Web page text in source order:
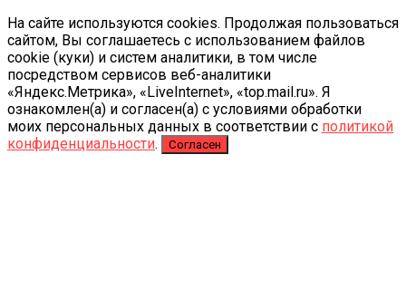
На сайте используются cookies. Продолжая пользоваться
сайтом, Вы соглашаетесь с использованием файлов
cookie (куки) и систем аналитики, в том числе
посредством сервисов веб-аналитики
«Яндекс.Метрика», «LiveInternet», «top.mail.ru». Я
ознакомлен(а) и согласен(а) с условиями обработки
моих персональных данных в соответствии с политикой
конфиденциальности. Согласен